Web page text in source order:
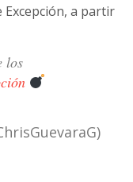
Excepción, a partir
los